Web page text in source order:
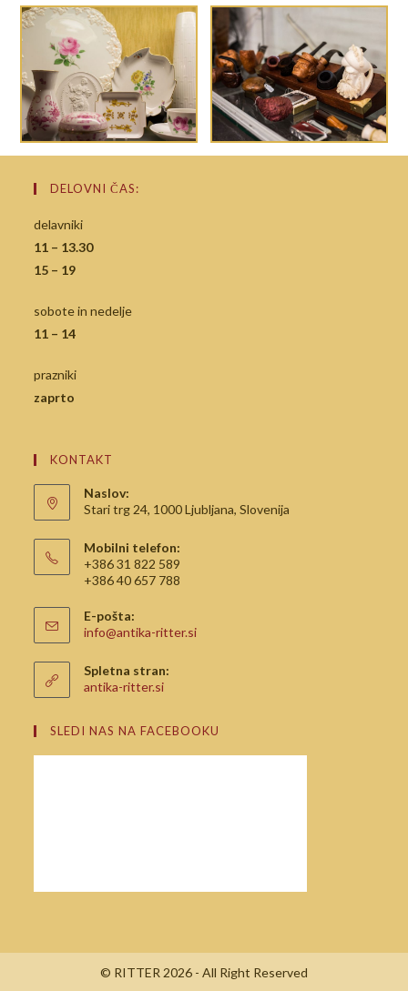
DELOVNI ČAS:
delavniki
11 – 13.30
15 – 19
sobote in nedelje
11 – 14
prazniki
zaprto
KONTAKT
Naslov:
Stari trg 24, 1000 Ljubljana, Slovenija
Mobilni telefon:
+386 31 822 589
+386 40 657 788
E-pošta:
info@antika-ritter.si
Spletna stran:
antika-ritter.si
SLEDI NAS NA FACEBOOKU
© RITTER 2026 - All Right Reserved